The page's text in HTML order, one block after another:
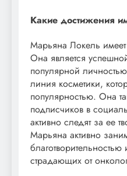
Какие достижения
Марьяна Локель
Она является
популярной
линия косметики,
популярностью. Она
подписчиков в
активно следят за ее
Марьяна активно
страдающих от